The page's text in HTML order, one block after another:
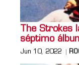
The Strokes
séptimo
Jun 10, 2022